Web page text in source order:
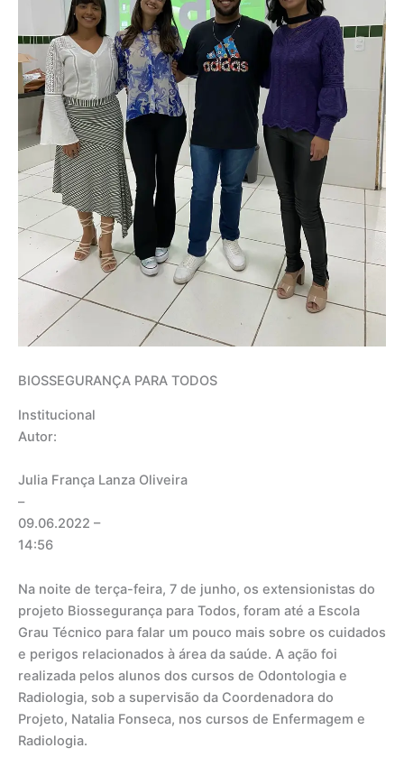
BIOSSEGURANÇA PARA TODOS
Institucional
Autor:
Julia França Lanza Oliveira
–
09.06.2022 –
14:56
Na noite de terça-feira, 7 de junho, os extensionistas do
projeto Biossegurança para Todos, foram até a Escola
Grau Técnico para falar um pouco mais sobre os cuidados
e perigos relacionados à área da saúde. A ação foi
realizada pelos alunos dos cursos de Odontologia e
Radiologia, sob a supervisão da Coordenadora do
Projeto, Natalia Fonseca, nos cursos de Enfermagem e
Radiologia.